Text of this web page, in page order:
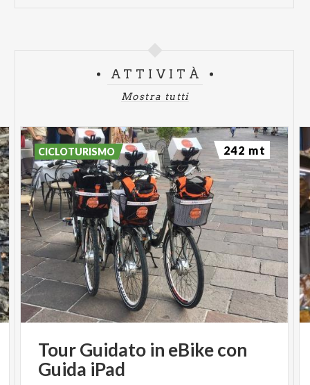
ATTIVITÀ
Mostra tutti
TourGuidato in eBikecon
Guida iPad
CICLOTURISMO 242 mt